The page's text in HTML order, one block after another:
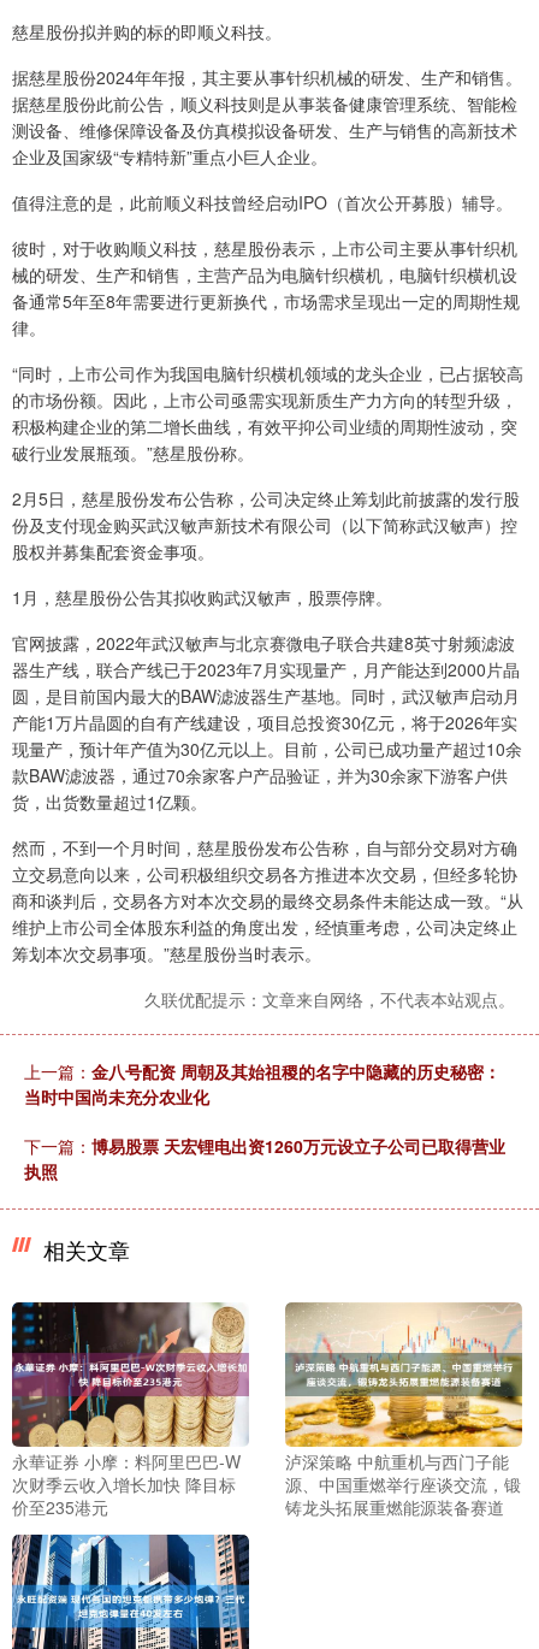
慈星股份拟并购的标的即顺义科技。
据慈星股份2024年年报，其主要从事针织机械的研发、生产和销售。
据慈星股份此前公告，顺义科技则是从事装备健康管理系统、智能检
测设备、维修保障设备及仿真模拟设备研发、生产与销售的高新技术
企业及国家级“专精特新”重点小巨人企业。
值得注意的是，此前顺义科技曾经启动IPO（首次公开募股）辅导。
彼时，对于收购顺义科技，慈星股份表示，上市公司主要从事针织机
械的研发、生产和销售，主营产品为电脑针织横机，电脑针织横机设
备通常5年至8年需要进行更新换代，市场需求呈现出一定的周期性规
律。
“同时，上市公司作为我国电脑针织横机领域的龙头企业，已占据较高
的市场份额。因此，上市公司亟需实现新质生产力方向的转型升级，
积极构建企业的第二增长曲线，有效平抑公司业绩的周期性波动，突
破行业发展瓶颈。”慈星股份称。
2月5日，慈星股份发布公告称，公司决定终止筹划此前披露的发行股
份及支付现金购买武汉敏声新技术有限公司（以下简称武汉敏声）控
股权并募集配套资金事项。
1月，慈星股份公告其拟收购武汉敏声，股票停牌。
官网披露，2022年武汉敏声与北京赛微电子联合共建8英寸射频滤波
器生产线，联合产线已于2023年7月实现量产，月产能达到2000片晶
圆，是目前国内最大的BAW滤波器生产基地。同时，武汉敏声启动月
产能1万片晶圆的自有产线建设，项目总投资30亿元，将于2026年实
现量产，预计年产值为30亿元以上。目前，公司已成功量产超过10余
款BAW滤波器，通过70余家客户产品验证，并为30余家下游客户供
货，出货数量超过1亿颗。
然而，不到一个月时间，慈星股份发布公告称，自与部分交易对方确
立交易意向以来，公司积极组织交易各方推进本次交易，但经多轮协
商和谈判后，交易各方对本次交易的最终交易条件未能达成一致。“从
维护上市公司全体股东利益的角度出发，经慎重考虑，公司决定终止
筹划本次交易事项。”慈星股份当时表示。
久联优配提示：文章来自网络，不代表本站观点。
上一篇： 金八号配资 周朝及其始祖稷的名字中隐藏的历史秘密：
当时中国尚未充分农业化
下一篇： 博易股票 天宏锂电出资1260万元设立子公司已取得营业
执照
相关文章
永華证券 小摩：料阿里巴巴-W
次财季云收入增长加快 降目标
价至235港元
泸深策略 中航重机与西门子能
源、中国重燃举行座谈交流，锻
铸龙头拓展重燃能源装备赛道